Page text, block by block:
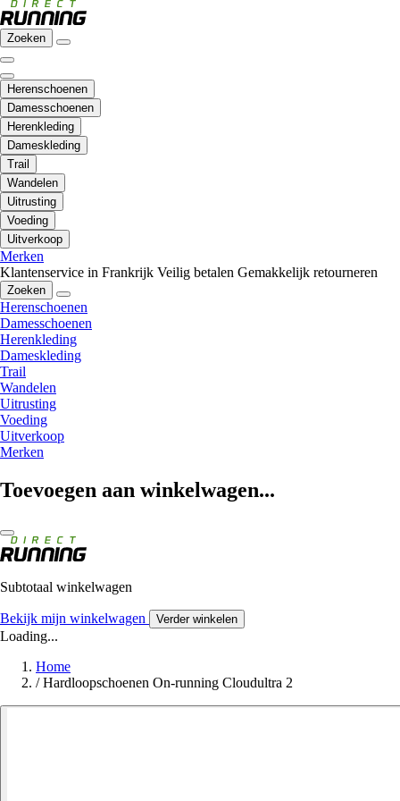
Zoeken
Herenschoenen
Damesschoenen
Herenkleding
Dameskleding
Trail
Wandelen
Uitrusting
Voeding
Uitverkoop
Merken
Klantenservice in Frankrijk Veilig betalen Gemakkelijk retourneren
Zoeken
Herenschoenen
Damesschoenen
Herenkleding
Dameskleding
Trail
Wandelen
Uitrusting
Voeding
Uitverkoop
Merken
Toevoegen aan winkelwagen...
Subtotaal winkelwagen
Bekijk mijn winkelwagen Verder winkelen
Loading...
Home
/ Hardloopschoenen On-running Cloudultra 2